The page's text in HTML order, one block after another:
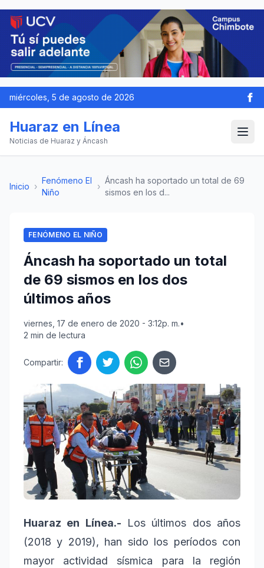
miércoles, 5 de agosto de 2026
Huaraz en Línea
Noticias de Huaraz y Áncash
Inicio ›
Fenómeno El
Niño
›
Áncash ha soportado un total de 69
sismos en los d...
FENÓMENO EL NIÑO
Áncash ha soportado un total
de 69 sismos en los dos
últimos años
viernes, 17 de enero de 2020 - 3:12p. m.•
2 min de lectura
Compartir:
Huaraz en Línea.- Los últimos dos años
(2018 y 2019), han sido los períodos con
mayor actividad sísmica para la región